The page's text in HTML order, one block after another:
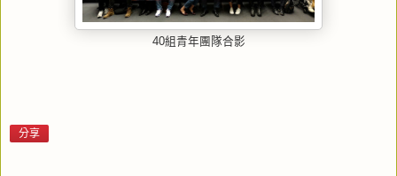
40組青年團隊合影
分享